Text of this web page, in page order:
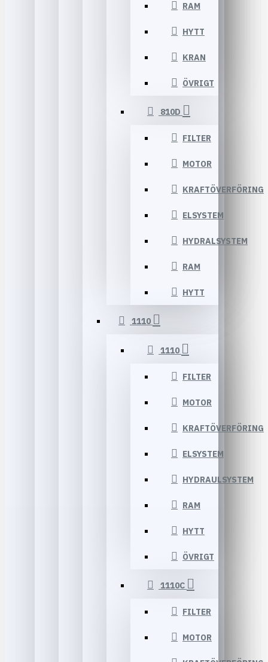
RAM
HYTT
KRAN
ÖVRIGT
810D
FILTER
MOTOR
KRAFTÖVERFÖRING
ELSYSTEM
HYDRALSYSTEM
RAM
HYTT
1110
1110
FILTER
MOTOR
KRAFTÖVERFÖRING
ELSYSTEM
HYDRAULSYSTEM
RAM
HYTT
ÖVRIGT
1110C
FILTER
MOTOR